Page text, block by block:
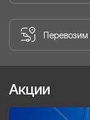
Перевозим
Акции